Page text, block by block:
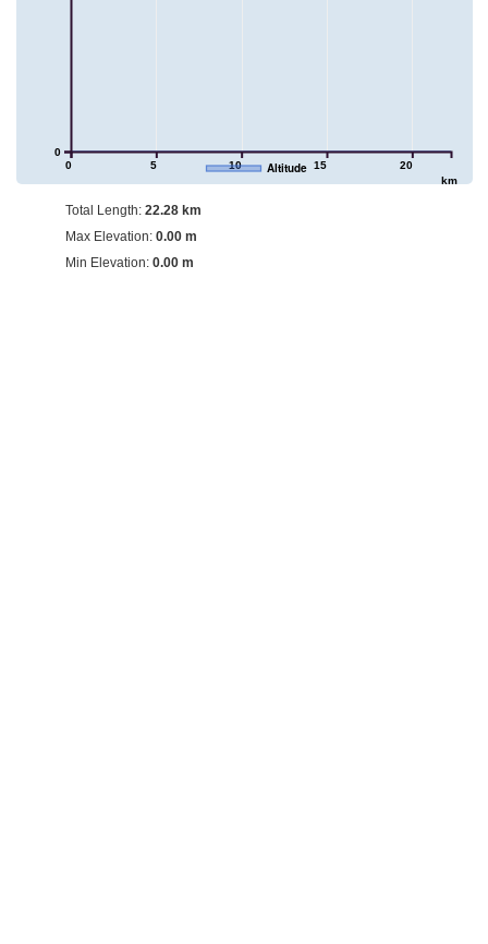
0 5 10 15 20
km
0
Altitude
Total Length: 22.28 km
Max Elevation: 0.00 m
Min Elevation: 0.00 m